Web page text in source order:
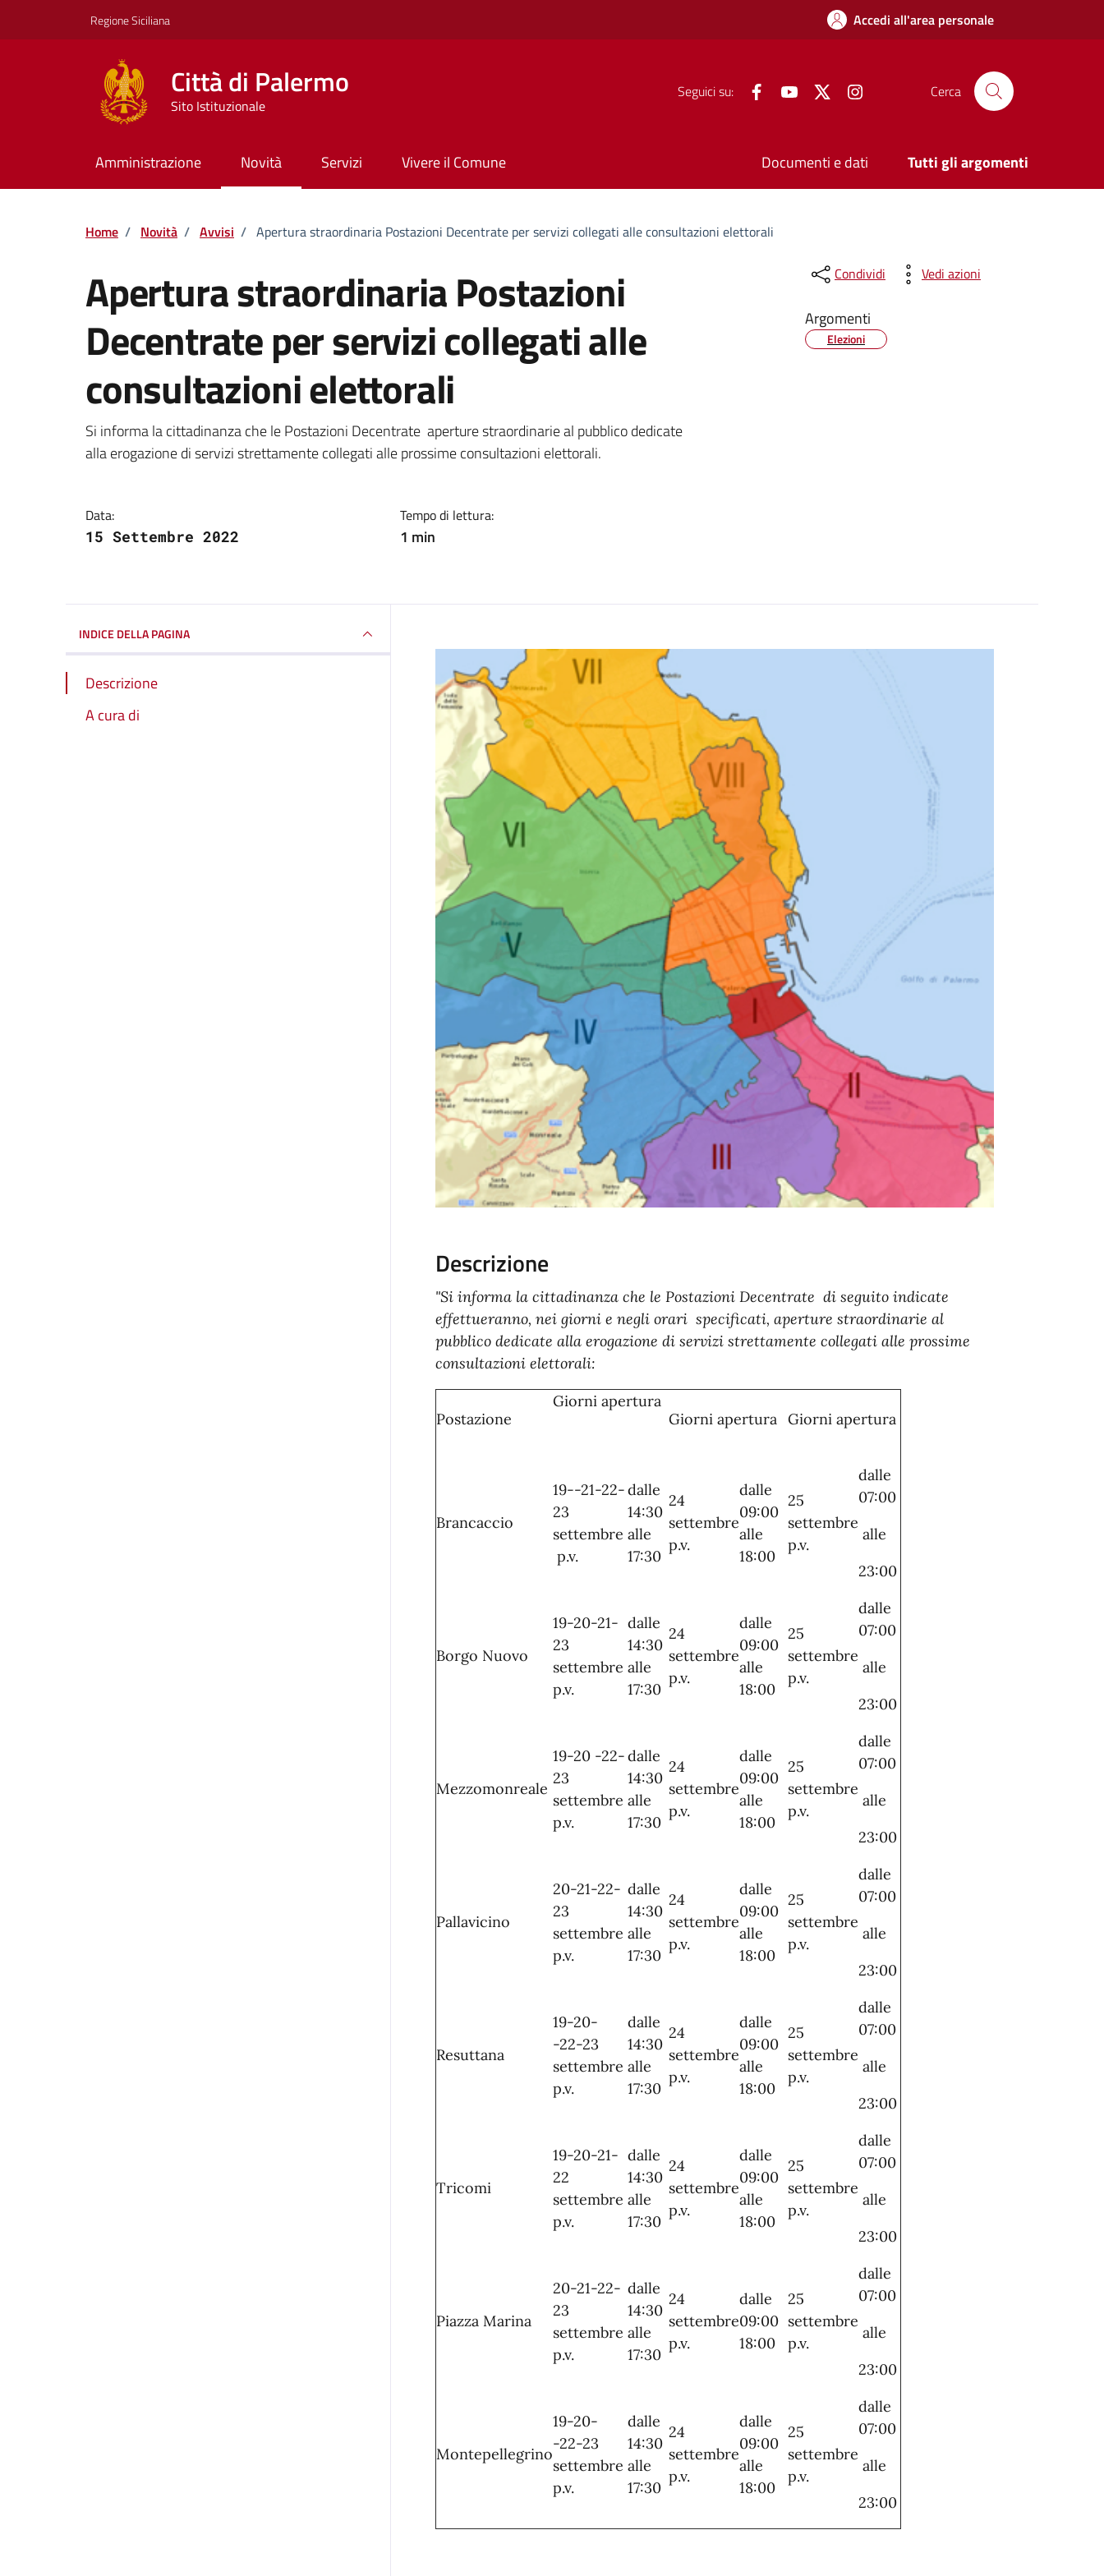
Regione Siciliana Accedi all'area personale
Città di Palermo
Sito Istituzionale
Seguici su: FacebookYouTube Twitter Cerca
Amministrazione Novità Servizi Vivere il Comune Documenti e dati Tutti gli argomenti
Home / Novità / Avvisi / Apertura straordinaria Postazioni Decentrate per servizi collegati alle consultazioni elettorali
Apertura straordinaria Postazioni
Decentrate per servizi collegati alle
consultazioni elettorali
Dettagli della notizia
Si informa la cittadinanza che le Postazioni Decentrate aperture straordinarie al pubblico dedicate
alla erogazione di servizi strettamente collegati alle prossime consultazioni elettorali.
Data:
15 Settembre 2022
Tempo di lettura:
1 min
Condividi Vedi azioni
Argomenti
Elezioni
INDICE DELLA PAGINA
Descrizione
A cura di
Descrizione
"Si informa la cittadinanza che le Postazioni Decentrate di seguito indicate
effettueranno, nei giorni e negli orari specificati, aperture straordinarie al
pubblico dedicate alla erogazione di servizi strettamente collegati alle prossime
consultazioni elettorali:
Postazione
Giorni apertura
Giorni apertura Giorni apertura
Brancaccio
19--21-22-
23
settembre
p.v.
dalle
14:30
alle
17:30
24
settembre
p.v.
dalle
09:00
alle
18:00
25
settembre
p.v.
dalle
07:00
alle
23:00
Borgo Nuovo
19-20-21-
23
settembre
p.v.
dalle
14:30
alle
17:30
24
settembre
p.v.
dalle
09:00
alle
18:00
25
settembre
p.v.
dalle
07:00
alle
23:00
Mezzomonreale
19-20 -22-
23
settembre
p.v.
dalle
14:30
alle
17:30
24
settembre
p.v.
dalle
09:00
alle
18:00
25
settembre
p.v.
dalle
07:00
alle
23:00
Pallavicino
20-21-22-
23
settembre
p.v.
dalle
14:30
alle
17:30
24
settembre
p.v.
dalle
09:00
alle
18:00
25
settembre
p.v.
dalle
07:00
alle
23:00
Resuttana
19-20-
-22-23
settembre
p.v.
dalle
14:30
alle
17:30
24
settembre
p.v.
dalle
09:00
alle
18:00
25
settembre
p.v.
dalle
07:00
alle
23:00
Tricomi
19-20-21-
22
settembre
p.v.
dalle
14:30
alle
17:30
24
settembre
p.v.
dalle
09:00
alle
18:00
25
settembre
p.v.
dalle
07:00
alle
23:00
Piazza Marina
20-21-22-
23
settembre
p.v.
dalle
14:30
alle
17:30
24
settembre
p.v.
dalle
09:00
18:00
25
settembre
p.v.
dalle
07:00
alle
23:00
Montepellegrino
19-20-
-22-23
settembre
p.v.
dalle
14:30
alle
17:30
24
settembre
p.v.
dalle
09:00
alle
18:00
25
settembre
p.v.
dalle
07:00
alle
23:00